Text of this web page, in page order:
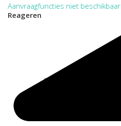
Aanvraagfuncties niet beschikbaar.
Reageren